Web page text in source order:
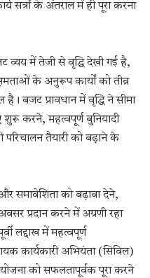
सत्रों के अंतराल में ही पूरा करना
में तेजी से वृद्धि देखी गई है,
के अनुरूप कार्यों को तीव्र
बजट प्रावधान में वृद्धि ने सीमा
करने, महत्वपूर्ण बुनियादी
तैयारी को बढ़ाने के
समावेशिता को बढ़ावा देने,
प्रदान करने में अग्रणी रहा
लद्दाख में महत्वपूर्ण
कार्यकारी अभियंता (सिविल)
को सफलतापूर्वक पूरा करने